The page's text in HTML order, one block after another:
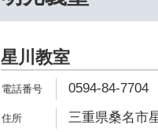
星川教室
0594-84-7704
三重県桑名市